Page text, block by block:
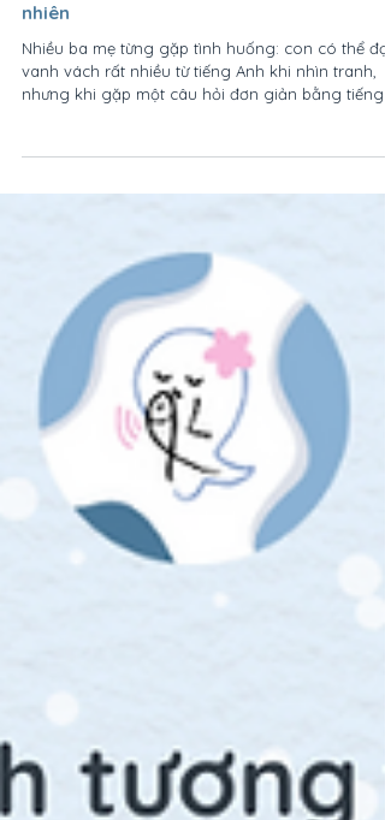
4 lưu ý quan trọng giúp con không chỉ nhớ
từ vựng tiếng Anh mà còn giao tiếp tự
nhiên
Nhiều ba mẹ từng gặp tình huống: con có thể
sống hằng ngày. Dưới đây là 4 lưu ý quan trọng
giúp ba mẹ đồng hành cùng con để tiếng Anh
không chỉ dừng lại ở việc "thuộc từ", mà trở thành